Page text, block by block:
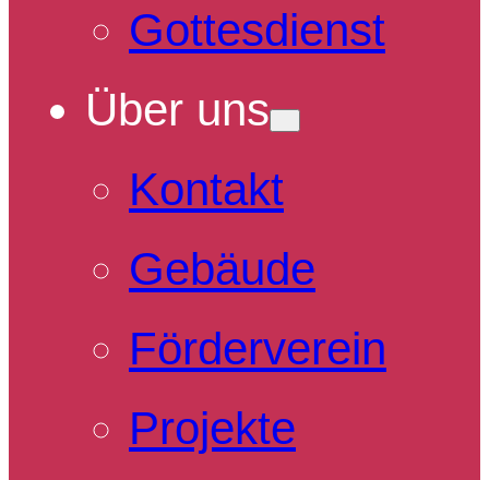
Gottesdienst
Über uns
Kontakt
Gebäude
Förderverein
Projekte